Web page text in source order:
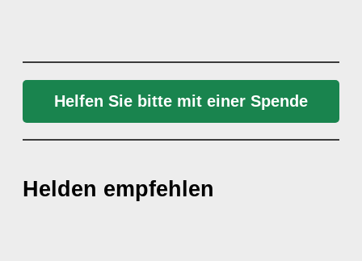
Helfen Sie bitte mit einer Spende
Helden empfehlen